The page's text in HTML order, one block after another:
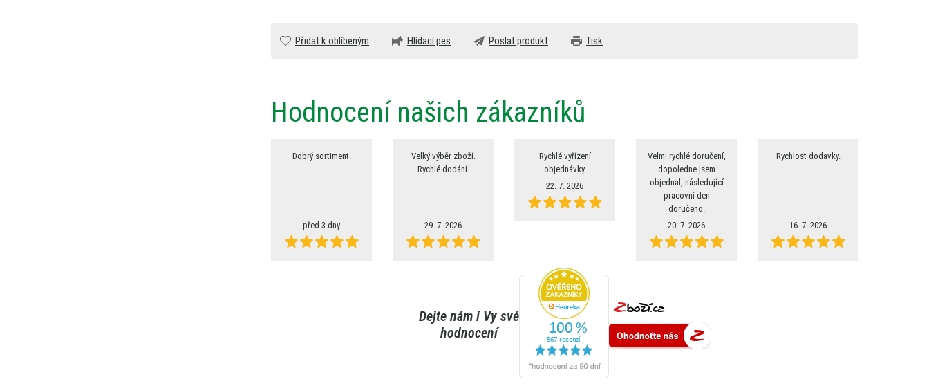
Přidat k oblíbeným Hlídací pes Poslat produkt Tisk
Hodnocení našich zákazníků
Dobrý sortiment.
před 3 dny
Velký výběr zboží.
Rychlé dodání.
29. 7. 2026
Rychlé vyřízení
objednávky.
22. 7. 2026
Velmi rychlé doručení,
dopoledne jsem
objednal, následující
pracovní den
doručeno.
20. 7. 2026
Rychlost dodavky.
16. 7. 2026
Dejte nám i Vy své
hodnocení